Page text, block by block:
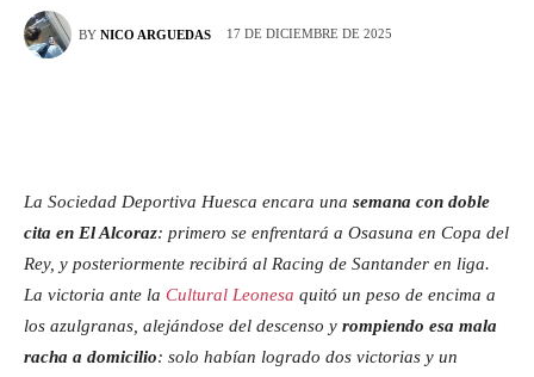
BY NICO ARGUEDAS 17 DE DICIEMBRE DE 2025
La Sociedad Deportiva Huesca encara una semana con doble
cita en El Alcoraz: primero se enfrentará a Osasuna en Copa del
Rey, y posteriormente recibirá al Racing de Santander en liga.
La victoria ante la Cultural Leonesa quitó un peso de encima a
los azulgranas, alejándose del descenso y rompiendo esa mala
racha a domicilio: solo habían logrado dos victorias y un